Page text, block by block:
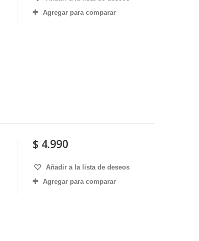
Agregar para comparar
$ 4.990
Añadir a la lista de deseos
Agregar para comparar